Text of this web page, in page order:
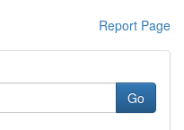
Report Page
Go